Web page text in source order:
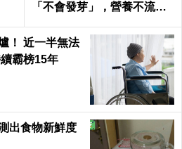
「不會發芽」，營養不流
！ 近一半無法
霸榜15年
出食物新鮮度